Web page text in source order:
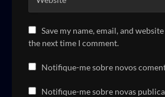
Save my name, email, and
the next time I comment.
Notifique-me sobre novos
Notifique-me sobre novas